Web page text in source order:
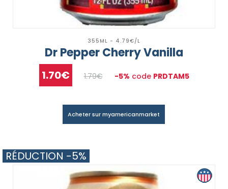
355ML - 4.79€/L
Dr Pepper Cherry Vanilla
1.70€ 1.79€ -5% code PRDTAM5
Acheter sur myamericanmarket
RÉDUCTION -5%